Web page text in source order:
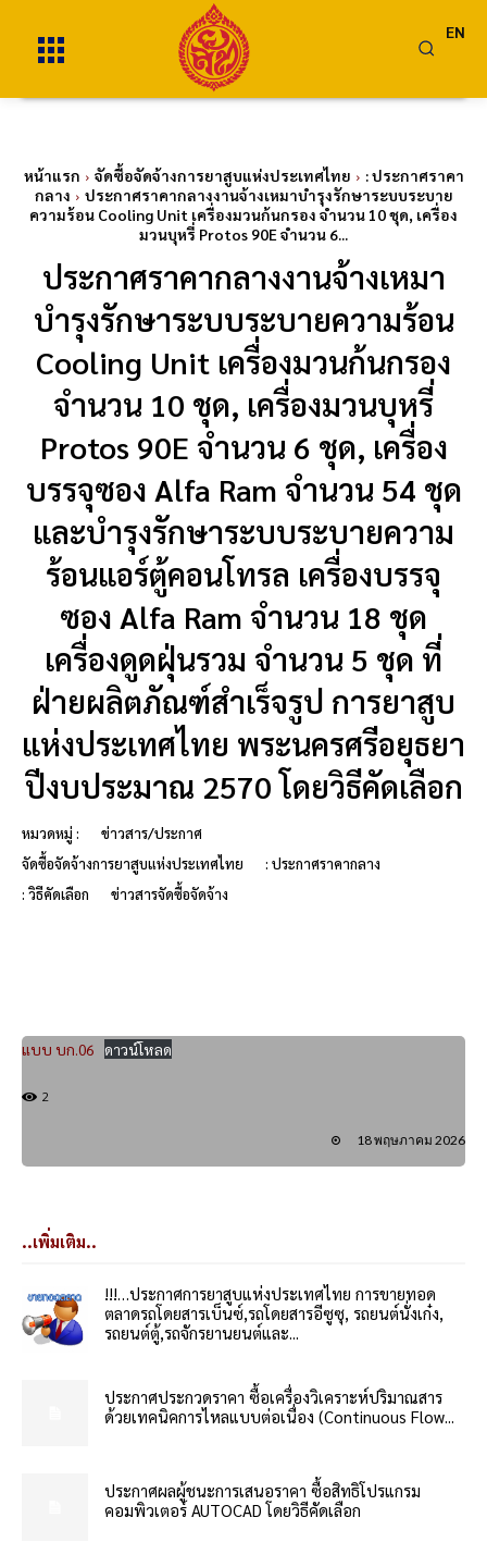
EN
หน้าแรก จัดซื้อจัดจ้างการยาสูบแห่งประเทศไทย
: ประกาศราคา
กลาง
ประกาศราคากลางงานจ้างเหมาบำรุงรักษาระบบระบาย
ความร้อน Cooling Unit เครื่องมวนก้นกรอง จำนวน 10 ชุด, เครื่อง
มวนบุหรี่ Protos 90E จำนวน 6...
ประกาศราคากลางงานจ้างเหมา
บำรุงรักษาระบบระบายความร้อน
Cooling Unit เครื่องมวนก้นกรอง
จำนวน 10 ชุด, เครื่องมวนบุหรี่
Protos 90E จำนวน 6 ชุด, เครื่อง
บรรจุซอง Alfa Ram จำนวน 54 ชุด
และบำรุงรักษาระบบระบายความ
ร้อนแอร์ตู้คอนโทรล เครื่องบรรจุ
ซอง Alfa Ram จำนวน 18 ชุด
เครื่องดูดฝุ่นรวม จำนวน 5 ชุด ที่
ฝ่ายผลิตภัณฑ์สำเร็จรูป การยาสูบ
แห่งประเทศไทย พระนครศรีอยุธยา
ปีงบประมาณ 2570 โดยวิธีคัดเลือก
หมวดหมู่ :
ข่าวสาร/ประกาศ
จัดซื้อจัดจ้างการยาสูบแห่งประเทศไทย
: ประกาศราคากลาง
: วิธีคัดเลือก
ข่าวสารจัดซื้อจัดจ้าง
แบบ บก.06 ดาวน์โหลด
2
18 พฤษภาคม 2026
..เพิ่มเติม..
!!!…ประกาศการยาสูบแห่งประเทศไทย การขายทอด
ตลาดรถโดยสารเบ็นซ์,รถโดยสารอีซูซุ, รถยนต์นั่งเก๋ง,
รถยนต์ตู้,รถจักรยานยนต์และ...
ประกาศประกวดราคา ซื้อเครื่องวิเคราะห์ปริมาณสาร
ด้วยเทคนิคการไหลแบบต่อเนื่อง (Continuous Flow...
ประกาศผลผู้ชนะการเสนอราคา ซื้อสิทธิโปรแกรม
คอมพิวเตอร์ AUTOCAD โดยวิธีคัดเลือก